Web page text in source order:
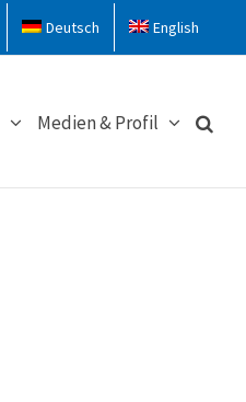
Deutsch English
Medien & Profil